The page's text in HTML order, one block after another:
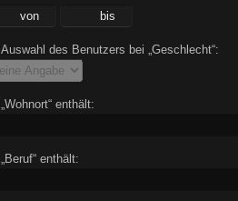
Auswahl des Benutzers bei „Geschlecht“:
„Wohnort“ enthält:
„Beruf“ enthält: